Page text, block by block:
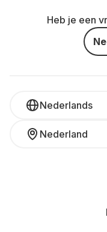
Heb je een
Nederlands
Nederland